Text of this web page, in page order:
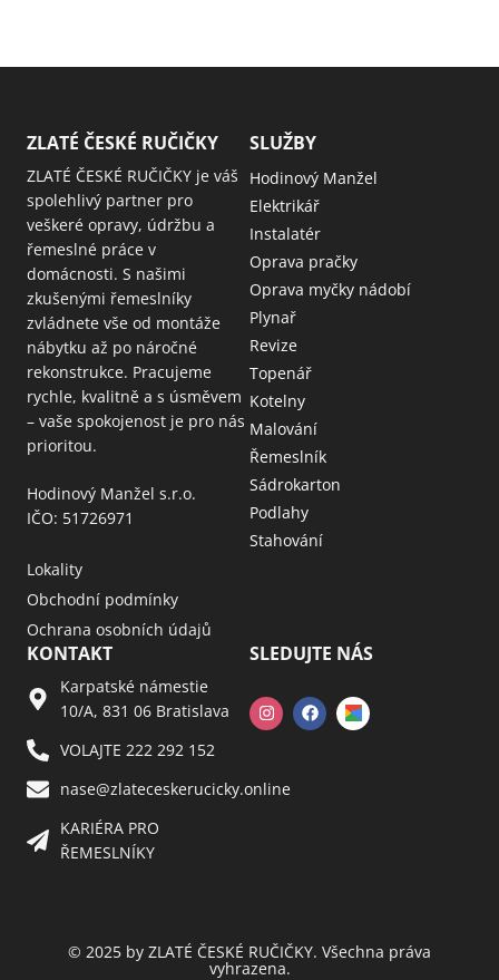
ZLATÉ ČESKÉ RUČIČKY
ZLATÉ ČESKÉ RUČIČKY je váš
spolehlivý partner pro
veškeré opravy, údržbu a
řemeslné práce v
domácnosti. S našimi
zkušenými řemeslníky
zvládnete vše od montáže
nábytku až po náročné
rekonstrukce. Pracujeme
rychle, kvalitně a s úsměvem
– vaše spokojenost je pro nás
prioritou.
Hodinový Manžel s.r.o.
IČO: 51726971
Lokality
Obchodní podmínky
Ochrana osobních údajů
SLUŽBY
Hodinový Manžel
Elektrikář
Instalatér
Oprava pračky
Oprava myčky nádobí
Plynař
Revize
Topenář
Kotelny
Malování
Řemeslník
Sádrokarton
Podlahy
Stahování
KONTAKT
Karpatské námestie
10/A, 831 06 Bratislava
VOLAJTE 222 292 152
nase@zlateceskerucicky.online
KARIÉRA PRO
ŘEMESLNÍKY
SLEDUJTE NÁS
© 2025 by ZLATÉ ČESKÉ RUČIČKY. Všechna práva
vyhrazena.